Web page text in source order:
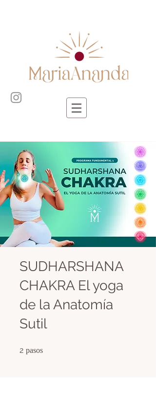
SUDHARSHANA
CHAKRA El yoga
de la Anatomía
Sutil
2 pasos